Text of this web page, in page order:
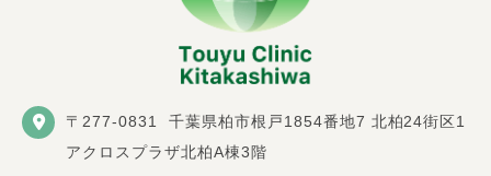
〒277-0831
千葉県柏市根戸1854番地7 北柏24街区1
アクロスプラザ北柏A棟3階